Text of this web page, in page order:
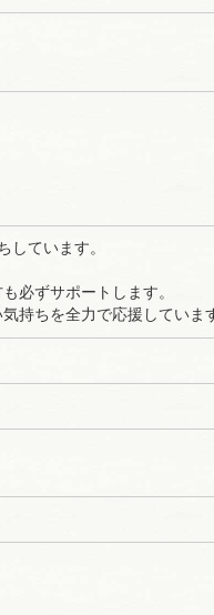
しています。
必ずサポートします。
持ちを全力で応援していま